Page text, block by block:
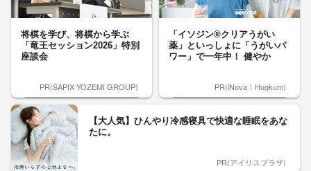
将棋を学び、将棋から学ぶ
「竜王セッション2026」特別
座談会
PR(SAPIX YOZEMI GROUP)
「イソジン®クリアうがい
薬」といっしょに「うがいパ
ワー」で一年中！ 健やか
PR(iNova｜Hugkum)
【大人気】ひんやり冷感寝具で快適な睡眠をあな
たに。
PR(アイリスプラザ)